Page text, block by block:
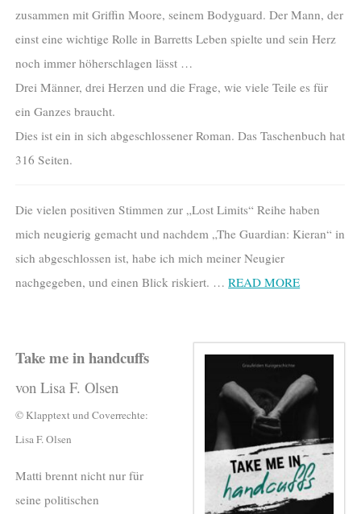
zusammen mit Griffin Moore, seinem Bodyguard. Der Mann, der
einst eine wichtige Rolle in Barretts Leben spielte und sein Herz
noch immer höherschlagen lässt …
Drei Männer, drei Herzen und die Frage, wie viele Teile es für
ein Ganzes braucht.
Dies ist ein in sich abgeschlossener Roman. Das Taschenbuch hat
316 Seiten.
Die vielen positiven Stimmen zur „Lost Limits“ Reihe haben
mich neugierig gemacht und nachdem „The Guardian: Kieran“ in
sich abgeschlossen ist, habe ich mich meiner Neugier
nachgegeben, und einen Blick riskiert. …READ MORE
Take me in handcuffs
von Lisa F. Olsen
© Klapptext und Coverrechte:
Lisa F. Olsen
Matti brennt nicht nur für
seine politischen